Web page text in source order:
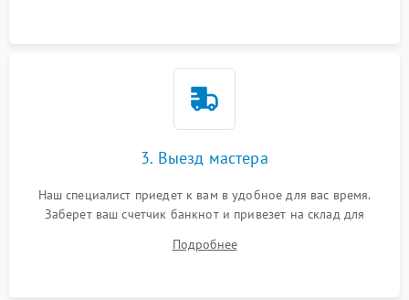
3. Выезд мастера
Наш специалист приедет к вам в удобное для вас время.
Заберет ваш счетчик банкнот и привезет на склад для
Подробнее